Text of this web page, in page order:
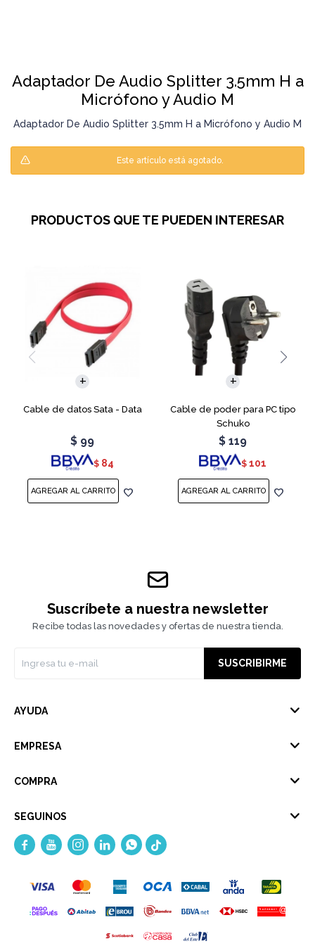
Adaptador De Audio Splitter 3.5mm H a
Micrófono y Audio M
Adaptador De Audio Splitter 3.5mm H a Micrófono y Audio M
Este artículo está agotado.
PRODUCTOS QUE TE PUEDEN INTERESAR
Cable de datos Sata - Data
$ 99
$ 84
Cable de poder para PC tipo
Schuko
$ 119
$ 101
Suscríbete a nuestra newsletter
Recibe todas las novedades y ofertas de nuestra tienda.
SUSCRIBIRME
AYUDA
EMPRESA
COMPRA
SEGUINOS
    